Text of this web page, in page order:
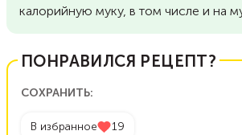
калорийную муку, в том числе и на
ПОНРАВИЛСЯ РЕЦЕПТ?
СОХРАНИТЬ:
В избранное 19